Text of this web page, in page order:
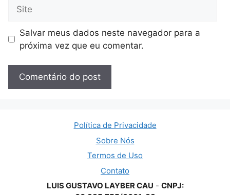
Salvar meus dados neste navegador para a
próxima vez que eu comentar.
Política de Privacidade
Sobre Nós
Termos de Uso
Contato
LUIS GUSTAVO LAYBER CAU - CNPJ: